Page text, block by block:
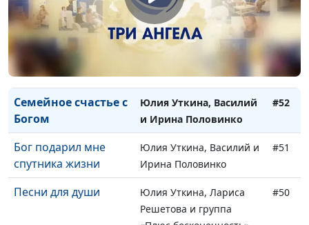
История перевода
Библии
Ирина Кириченко, Иван
Лобанов, сотрудник
Института перевода
М.П.Кулакова
#53
Семейное счастье с
Богом
Юлия Уткина, Василий
и Ирина Половинко
#52
Бог подарил мне
спутника жизни
Юлия Уткина, Василий и
Ирина Половинко
#51
Песни для души
Юлия Уткина, Лариса
Решетова и группа
#50